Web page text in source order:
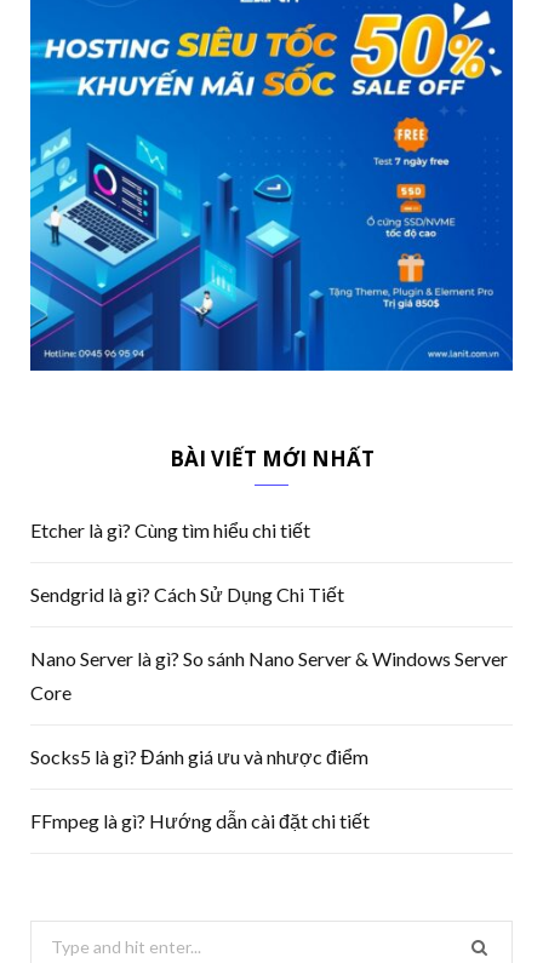
BÀI VIẾT MỚI NHẤT
Etcher là gì? Cùng tìm hiểu chi tiết
Sendgrid là gì? Cách Sử Dụng Chi Tiết
Nano Server là gì? So sánh Nano Server & Windows Server
Core
Socks5 là gì? Đánh giá ưu và nhược điểm
FFmpeg là gì? Hướng dẫn cài đặt chi tiết